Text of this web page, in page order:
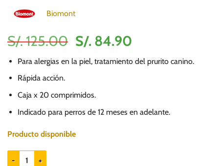
Biomont
S/.125.00 El
precio
original
S/.
125.00.
S/. 84.90El
precio
actual
84.90.
Para alergias en la piel, tratamiento del prurito canino.
Rápida acción.
Caja x 20 comprimidos.
Indicado para perros de 12 meses en adelante.
Producto disponible
Oprurix 5.4mg para perros con alergias en la piel cantidad